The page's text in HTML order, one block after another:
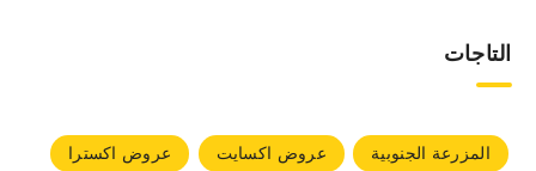
التاجات
المزرعة الجنوبية عروض اكسايت
عروض اكسترا